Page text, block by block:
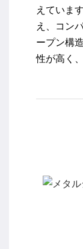
えていま
え、コン
ープン構
性が高く